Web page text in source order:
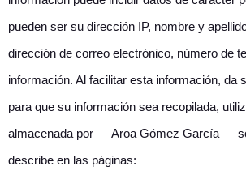
pueden ser su dirección IP, nombre y
dirección de correo electrónico, número de
información. Al facilitar esta información, da
para que su información sea recopilada,
almacenada por — Aroa Gómez García —
describe en las páginas: